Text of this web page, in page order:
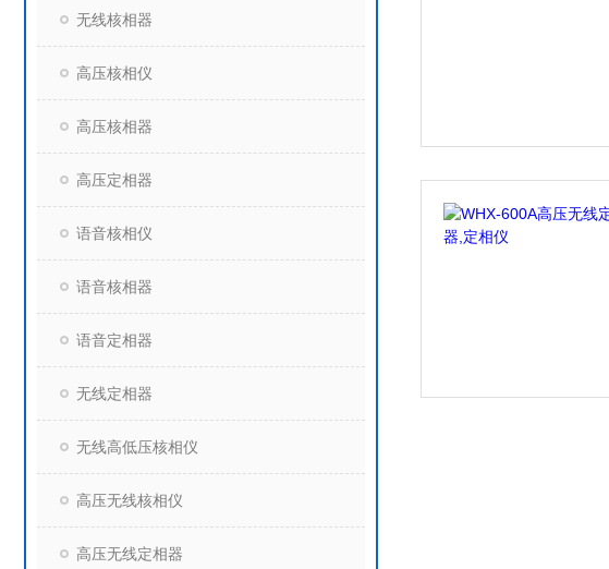
无线核相器
高压核相仪
高压核相器
高压定相器
语音核相仪
语音核相器
语音定相器
无线定相器
无线高低压核相仪
高压无线核相仪
高压无线定相器